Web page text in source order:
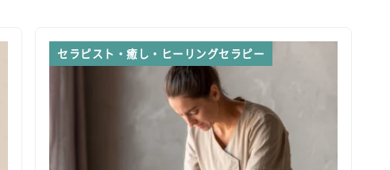
セラピスト・癒し・ヒーリングセラピー